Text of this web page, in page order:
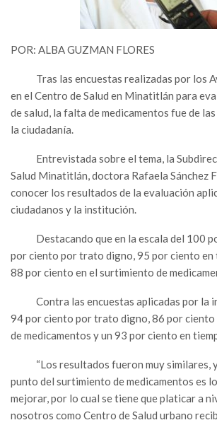
POR: ALBA GUZMAN FLORES
Tras las encuestas realizadas por los
en el Centro de Salud en Minatitlán para
de salud, la falta de medicamentos fue de
la ciudadanía.
Entrevistada sobre el tema, la
Salud Minatitlán, doctora Rafaela Sánchez
conocer los resultados de la evaluación
ciudadanos y la institución.
Destacando que en la escala del 100
por ciento por trato digno, 95 por ciento en
88 por ciento en el surtimiento de
Contra las encuestas aplicadas por la
94 por ciento por trato digno, 86 por ciento
de medicamentos y un 93 por ciento en
“Los resultados fueron muy similares, y
punto del surtimiento de medicamentos es
mejorar, por lo cual se tiene que platicar a
nosotros como Centro de Salud urbano